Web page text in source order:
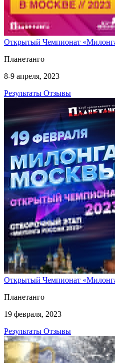
Открытый Чемпионат
Планетанго
8-9 апреля, 2023
Результаты Отзывы
Открытый Чемпионат
Планетанго
19 февраля, 2023
Результаты Отзывы